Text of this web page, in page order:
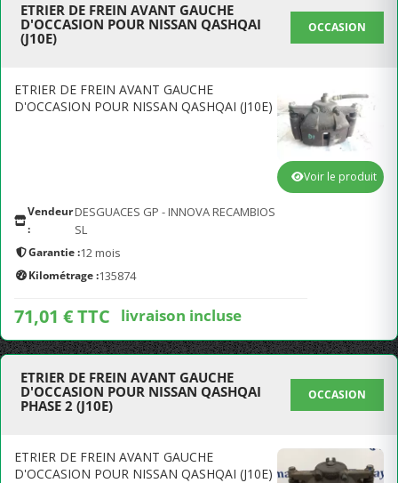
ETRIER DE FREIN AVANT GAUCHE
D'OCCASION POUR NISSAN QASHQAI
(J10E)
OCCASION
ETRIER DE FREIN AVANT GAUCHE
D'OCCASION POUR NISSAN QASHQAI (J10E)
Vendeur
:
DESGUACES GP - INNOVA RECAMBIOS
SL
Garantie :12 mois
Kilométrage :135874
71,01 € TTC livraison incluse
Voir le produit
ETRIER DE FREIN AVANT GAUCHE
D'OCCASION POUR NISSAN QASHQAI
PHASE 2 (J10E)
OCCASION
ETRIER DE FREIN AVANT GAUCHE
D'OCCASION POUR NISSAN QASHQAI (J10E)